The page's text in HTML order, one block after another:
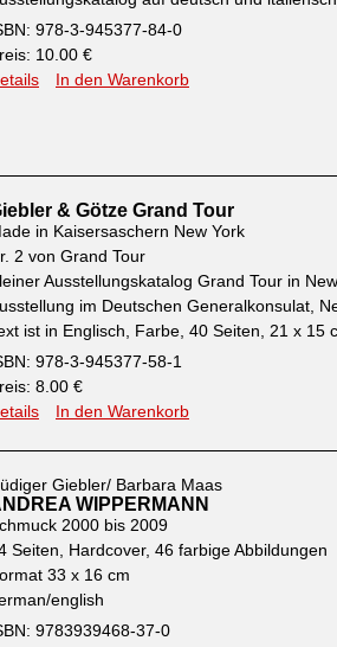
978-3-945377-84-0
10.00 €
In den Warenkorb
& Götze Grand Tour
in Kaisersaschern New York
2 von Grand Tour
Ausstellungskatalog Grand Tour in
im Deutschen Generalkonsulat,
ist in Englisch, Farbe, 40 Seiten, 21 x 15
978-3-945377-58-1
8.00 €
In den Warenkorb
Giebler/ Barbara Maas
WIPPERMANN
2000 bis 2009
Seiten, Hardcover, 46 farbige Abbildungen
33 x 16 cm
english
9783939468-37-0